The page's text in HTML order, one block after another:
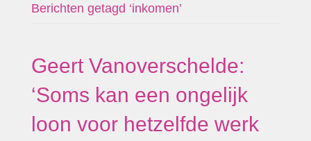
Berichten getagd ‘inkomen’
Geert Vanoverschelde:
‘Soms kan een ongelijk
loon voor hetzelfde werk